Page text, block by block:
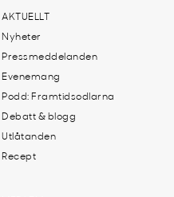
AKTUELLT
Nyheter
Pressmeddelanden
Evenemang
Podd: Framtidsodlarna
Debatt & blogg
Utlåtanden
Recept